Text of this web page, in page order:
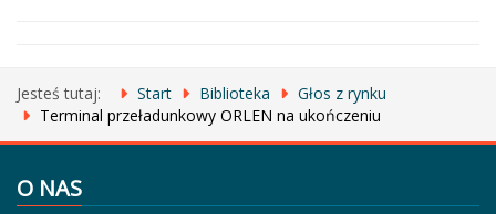
Jesteś tutaj: Start Biblioteka
Głos z rynku
Terminal przeładunkowy ORLEN na ukończeniu
O NAS